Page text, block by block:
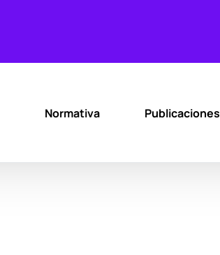
Normativa Publicaciones